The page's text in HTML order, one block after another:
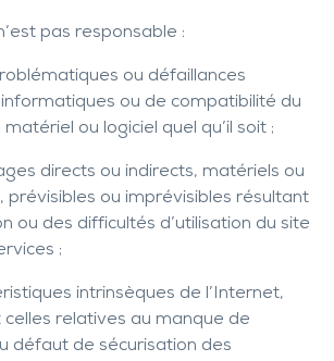
pas responsable :
ou défaillances
ou de compatibilité du
ou logiciel quel qu’il soit ;
directs ou indirects, matériels ou
prévisibles ou imprévisibles résultant
ou des difficultés d’utilisation du site
;
intrinsèques de l’Internet,
relatives au manque de
défaut de sécurisation des